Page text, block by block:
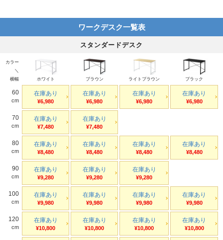
ワークデスク一覧表
スタンダードデスク
カラー
＼
横幅
ホワイト ブラウン ライトブラウン ブラック
60
cm
在庫あり
¥6,980
在庫あり
¥6,980
在庫あり
¥6,980
在庫あり
¥6,980
70
cm
在庫あり
¥7,480
在庫あり
¥7,480
80
cm
在庫あり
¥8,480
在庫あり
¥8,480
在庫あり
¥8,480
在庫あり
¥8,480
90
cm
在庫あり
¥9,280
在庫あり
¥9,280
在庫あり
¥9,280
100
cm
在庫あり
¥9,980
在庫あり
¥9,980
在庫あり
¥9,980
在庫あり
¥9,980
120
cm
在庫あり
¥10,800
在庫あり
¥10,800
在庫あり
¥10,800
在庫あり
¥10,800